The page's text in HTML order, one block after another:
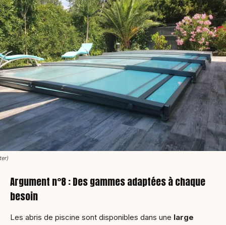
Argument n°8 : Des gammes adaptées à chaque
besoin
Les abris de piscine sont disponibles dans une large